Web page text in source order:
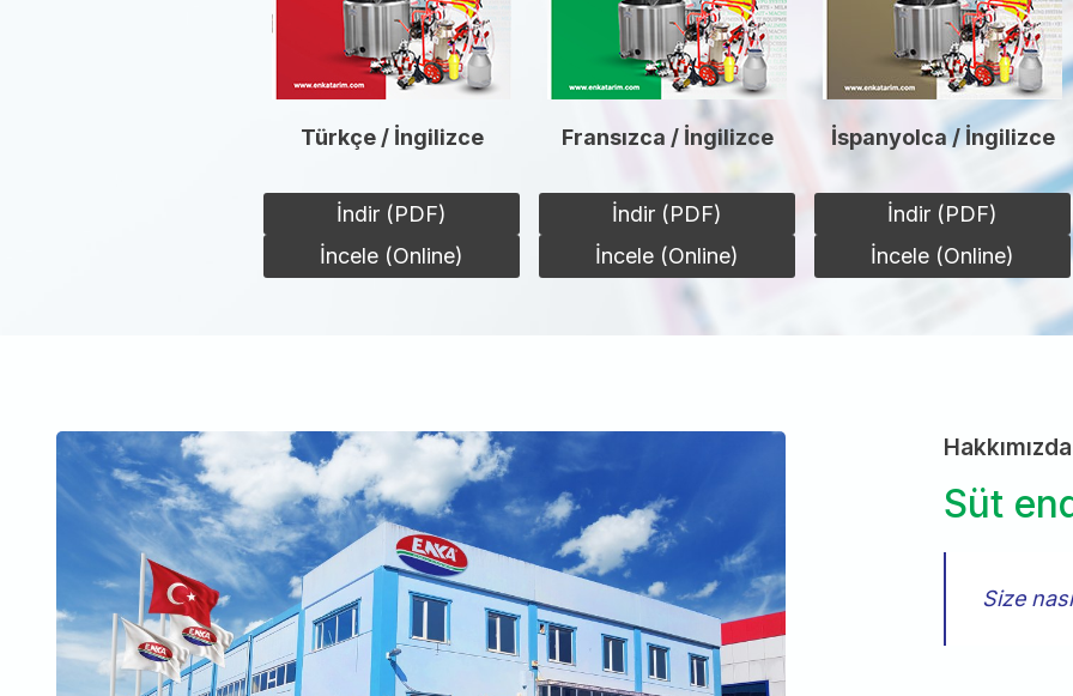
Türkçe / İngilizce
İndir (PDF)
İncele (Online)
Fransızca / İngilizce
İndir (PDF)
İncele (Online)
İspanyolca / İngilizce
İndir (PDF)
İncele (Online)
Süt
Size